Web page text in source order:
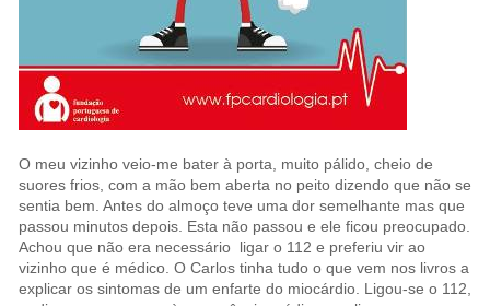
O meu vizinho veio-me bater à porta, muito pálido, cheio de
suores frios, com a mão bem aberta no peito dizendo que não se
sentia bem. Antes do almoço teve uma dor semelhante mas que
passou minutos depois. Esta não passou e ele ficou preocupado.
Achou que não era necessário ligar o 112 e preferiu vir ao
vizinho que é médico. O Carlos tinha tudo o que vem nos livros a
explicar os sintomas de um enfarte do miocárdio. Ligou-se o 112,